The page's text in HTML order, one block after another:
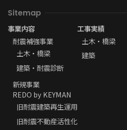
Sitemap
事業内容
耐震補強事業
土木・橋梁
建築・耐震診断
新規事業
REDO by KEYMAN
旧耐震建築再生運用
旧耐震不動産活性化
工事実績
土木・橋梁
建築